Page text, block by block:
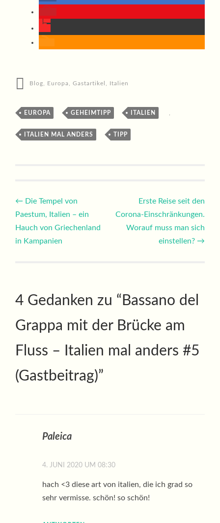
Blog Europa ,Gastartikel Italien
EUROPA , GEHEIMTIPP , ITALIEN
ITALIEN MAL ANDERS , TIPP
Beitragsnavigation
← Die Tempel von
Paestum, Italien – ein
Hauch von Griechenland
in Kampanien
Erste Reise seit den
Corona-Einschränkungen.
Worauf muss man sich
einstellen? →
4 Gedanken zu “ Bassano del
Grappa mit der Brücke am
Fluss – Italien mal anders #5
(Gastbeitrag)”
Paleica
4. JUNI 2020 UM 08:30
hach <3 diese art von italien, die ich grad so
sehr vermisse. schön! so schön!